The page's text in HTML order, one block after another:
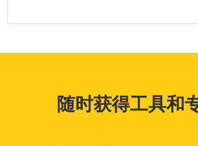
随时获得工具和